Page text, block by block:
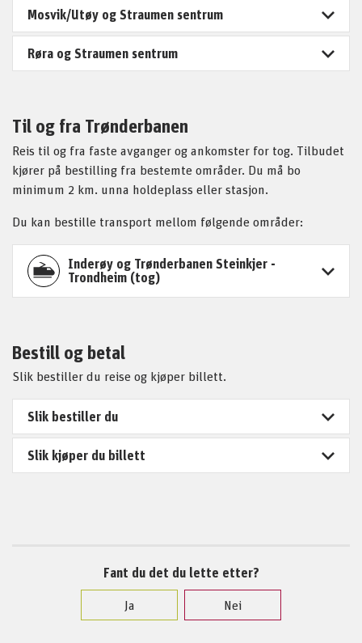
Mosvik/Utøy og Straumen sentrum
Røra og Straumen sentrum
Til og fra Trønderbanen
Reis til og fra faste avganger og ankomster for tog. Tilbudet
kjører på bestilling fra bestemte områder. Du må bo
minimum 2 km. unna holdeplass eller stasjon.
Du kan bestille transport mellom følgende områder:
Inderøy og Trønderbanen Steinkjer -
Trondheim (tog)
Bestill og betal
Slik bestiller du reise og kjøper billett.
Slik bestiller du
Slik kjøper du billett
Fant du det du lette etter?
Ja
Nei